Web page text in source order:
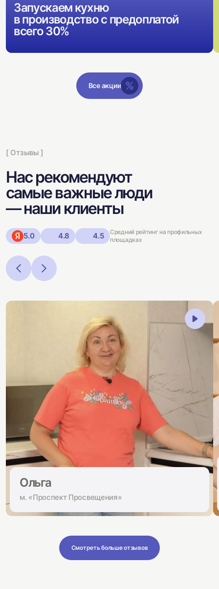
Запускаем кухню
в производство с предоплатой
всего 30%
Все акции
[ Отзывы ]
Нас рекомендуют
самые важные люди
— наши клиенты
5.0 4.8 4.5
Средний рейтинг на профильных
площадках
Ольга
м. «Проспект Просвещения»
Смотреть больше отзывов